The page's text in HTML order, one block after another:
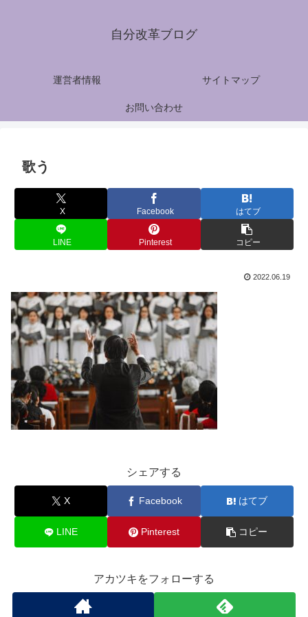
自分改革ブログ
運営者情報 サイトマップ
お問い合わせ
歌う
X Facebook はてブ
LINE Pinterest コピー
2022.06.19
シェアする
X Facebook はてブ
LINE Pinterest コピー
アカツキをフォローする